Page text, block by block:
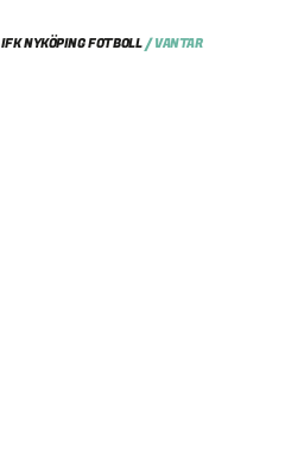
IFK NYKÖPING FOTBOLL/ VANTAR